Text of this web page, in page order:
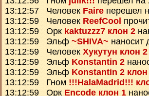
13:12:57 Человек Faire перешел
13:12:59 Человек ReefCool
13:12:59 Орк kaktuzzz7 клон 2
13:12:59 Эльф ~SHIVA~ наносит
13:12:59 Человек Хукутун клон 2
13:12:59 Эльф Konstantin 2
13:12:59 Эльф Konstantin 2 клон
13:12:59 Гном !!!HalaMadrid!!!
13:12:59 Орк Encode клон 1